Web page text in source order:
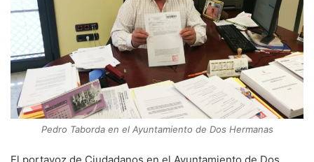
Pedro Taborda en el Ayuntamiento de Dos Hermanas